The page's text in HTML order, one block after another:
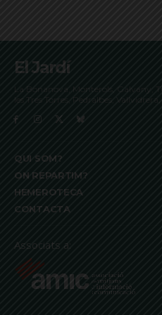
El Jardí
La Bonanova, Monterols, Galvany,
les Tres Torres, Pedralbes,
QUI SOM?
ON REPARTIM?
HEMEROTECA
CONTACTA
Associats a: